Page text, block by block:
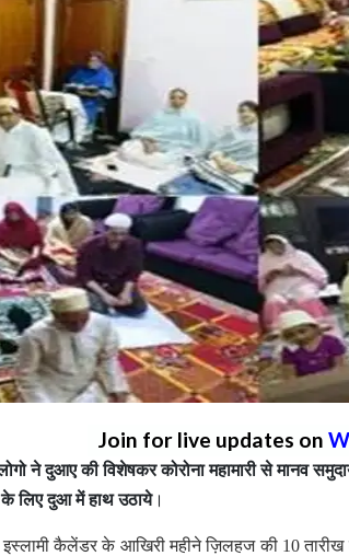
Join for live updates on
ने दुआए की विशेषकर कोरोना महामारी से मानव
लिए दुआ में हाथ उठाये।
कैलेंडर के आखिरी महीने ज़िलहज की 10 तारीख